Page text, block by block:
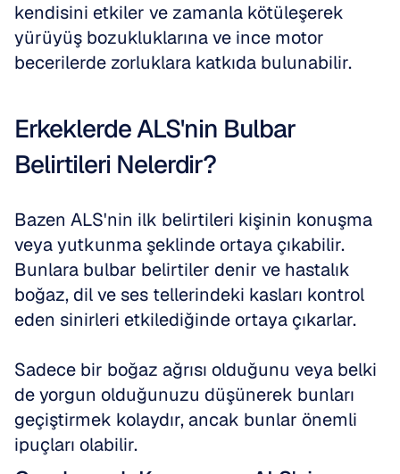
kendisini etkiler ve zamanla kötüleşerek
yürüyüş bozukluklarına ve ince motor
becerilerde zorluklara katkıda bulunabilir.
Erkeklerde ALS'nin Bulbar
Belirtileri Nelerdir?
Bazen ALS'nin ilk belirtileri kişinin konuşma
veya yutkunma şeklinde ortaya çıkabilir.
Bunlara bulbar belirtiler denir ve hastalık
boğaz, dil ve ses tellerindeki kasları kontrol
eden sinirleri etkilediğinde ortaya çıkarlar.
Sadece bir boğaz ağrısı olduğunu veya belki
de yorgun olduğunuzu düşünerek bunları
geçiştirmek kolaydır, ancak bunlar önemli
ipuçları olabilir.